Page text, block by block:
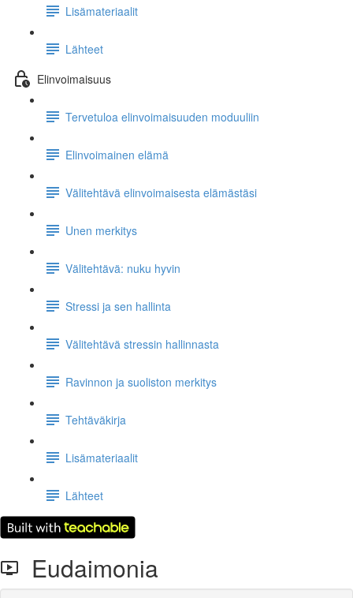
Lisämateriaalit
Lähteet
Elinvoimaisuus
Tervetuloa elinvoimaisuuden moduuliin
Elinvoimainen elämä
Välitehtävä elinvoimaisesta elämästäsi
Unen merkitys
Välitehtävä: nuku hyvin
Stressi ja sen hallinta
Välitehtävä stressin hallinnasta
Ravinnon ja suoliston merkitys
Tehtäväkirja
Lisämateriaalit
Lähteet
Eudaimonia